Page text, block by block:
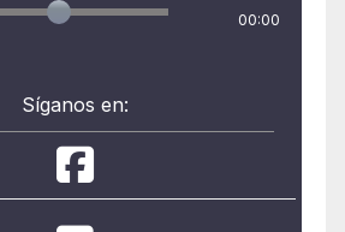
00:00
Síganos en: